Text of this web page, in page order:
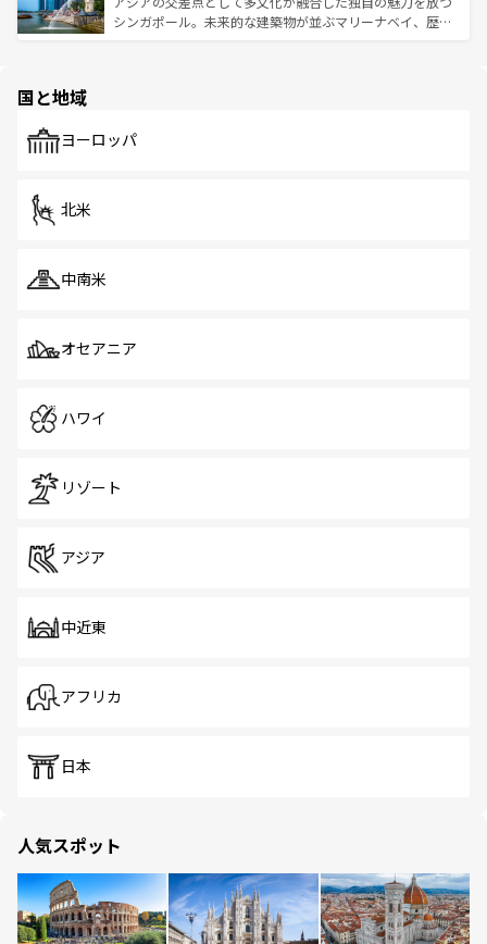
た文化、そして多様な観光資源が、訪れる旅人を魅了し続
うな絶景から文化的な体験まで、香港を存分に楽しみ尽く
シンガポール。未来的な建築物が並ぶマリーナベイ、歴史
で、ホーカーズは地元の風情を楽しめる外せないスポット
国と地域
ヨーロッパ
北米
中南米
オセアニア
ハワイ
リゾート
アジア
中近東
アフリカ
日本
人気スポット